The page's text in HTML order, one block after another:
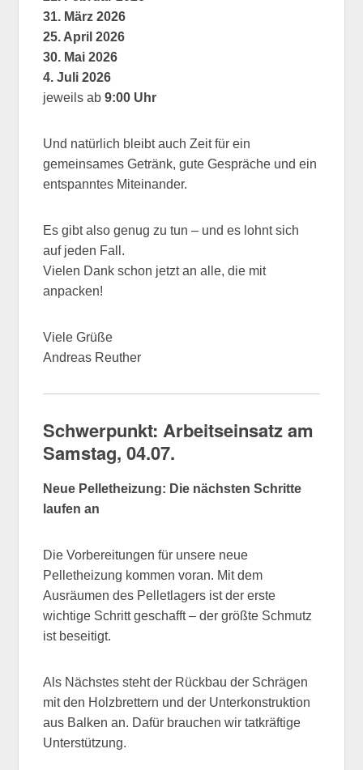
31. März 2026
25. April 2026
30. Mai 2026
4. Juli 2026
jeweils ab9:00 Uhr
Und natürlich bleibt auch Zeit für ein
gemeinsames Getränk, gute Gespräche und ein
entspanntes Miteinander.
Es gibt also genug zu tun – und es lohnt sich
auf jeden Fall.
Vielen Dank schon jetzt an alle, die mit
anpacken!
Viele Grüße
Andreas Reuther
Schwerpunkt: Arbeitseinsatz am
Samstag, 04.07.
Neue Pelletheizung: Die nächsten Schritte
laufen an
Die Vorbereitungen für unsere neue
Pelletheizung kommen voran. Mit dem
Ausräumen des Pelletlagers ist der erste
wichtige Schritt geschafft – der größte Schmutz
ist beseitigt.
Als Nächstes steht der Rückbau der Schrägen
mit den Holzbrettern und der Unterkonstruktion
aus Balken an. Dafür brauchen wir tatkräftige
Unterstützung.